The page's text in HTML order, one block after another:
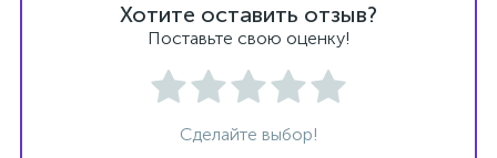
Хотите оставить отзыв?
Поставьте свою оценку!
Сделайте выбор!